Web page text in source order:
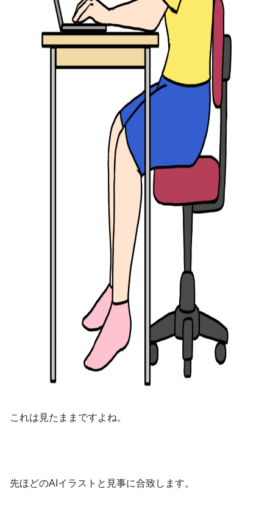
これは見たままですよね。
先ほどのAIイラストと見事に合致します。